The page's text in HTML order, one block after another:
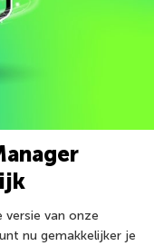
versie van onze
nu gemakkelijker je